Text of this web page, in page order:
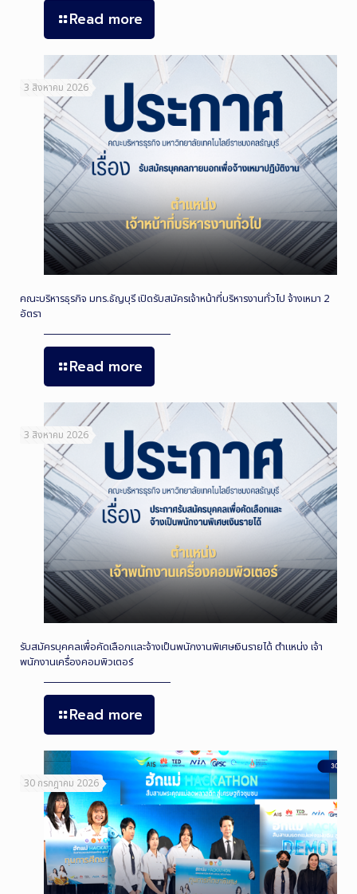
Read more
3 สิงหาคม 2026
คณะบริหารธุรกิจ มทร.ธัญบุรี เปิดรับสมัครเจ้าหน้าที่บริหารงานทั่วไป จ้างเหมา 2
อัตรา
Read more
3 สิงหาคม 2026
รับสมัครบุคคลเพื่อคัดเลือกและจ้างเป็นพนักงานพิเศษเงินรายได้ ตำแหน่ง เจ้า
พนักงานเครื่องคอมพิวเตอร์
Read more
30 กรกฎาคม 2026